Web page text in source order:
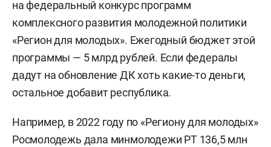
на федеральный конкурс программ
комплексного развития молодежной политики
«Регион для молодых». Ежегодный бюджет этой
программы — 5 млрд рублей. Если федералы
дадут на обновление ДК хоть какие-то деньги,
остальное добавит республика.
Например, в 2022 году по «Региону для молодых»
Росмолодежь дала минмолодежи РТ 136,5 млн